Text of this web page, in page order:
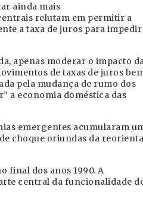
ainda mais
relutam em permitir a
a taxa de juros para impedir
apenas moderar o impacto
de taxas de juros
pela mudança de rumo dos
a economia doméstica das
emergentes acumularam
choque oriundas da
final dos anos 1990. A
central da funcionalidade